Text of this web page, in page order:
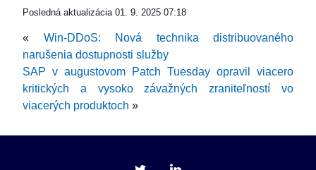
Posledná aktualizácia 01. 9. 2025 07:18
« Win-DDoS: Nová technika distribuovaného
narušenia dostupnosti služby
SAP v augustovom Patch Tuesday opravil viacero
kritických a vysoko závažných zraniteľností vo
viacerých produktoch »